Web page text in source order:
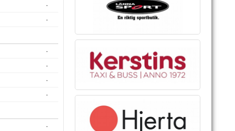
-
-
-
-
-
-
-